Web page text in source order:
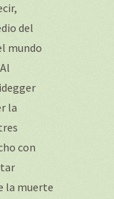
del
mundo
la
con
la muerte